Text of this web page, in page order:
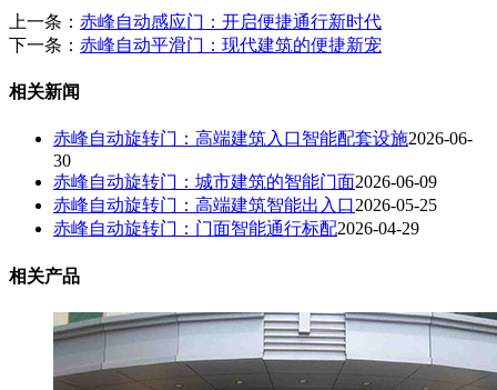
上一条： 赤峰自动感应门：开启便捷通行新时代
下一条： 赤峰自动平滑门：现代建筑的便捷新宠
相关新闻
赤峰自动旋转门：高端建筑入口智能配套设施2026-06-
30
赤峰自动旋转门：城市建筑的智能门面2026-06-09
赤峰自动旋转门：高端建筑智能出入口2026-05-25
赤峰自动旋转门：门面智能通行标配2026-04-29
相关产品